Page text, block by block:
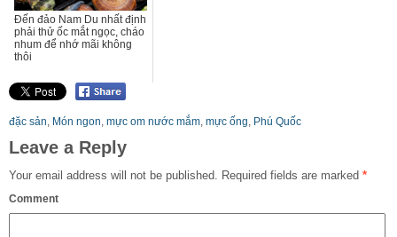
Đến đảo Nam Du nhất định
phải thử ốc mắt ngọc, cháo
nhum để nhớ mãi không
thôi
đặc sản, Món ngon, mực om nước mắm, mực ống, Phú Quốc
Leave a Reply
Your email address will not be published. Required fields are marked *
Comment